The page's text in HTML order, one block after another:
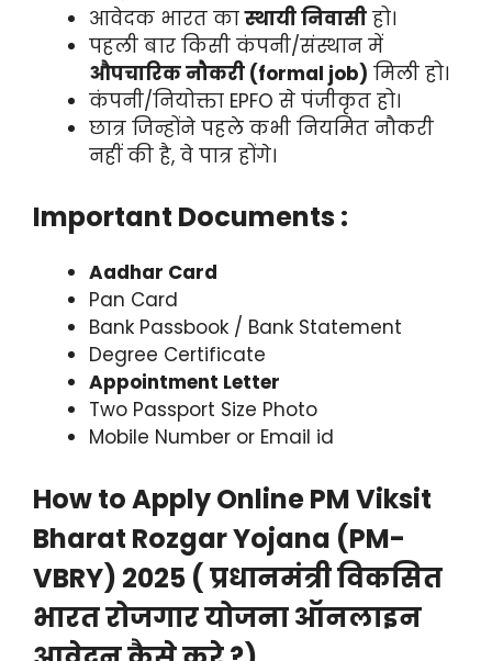
आवेदक भारत कास्थायी निवासी हो।
पहली बार किसी कंपनी/संस्थान में
औपचारिक नौकरी (formal job) मिली हो।
कंपनी/नियोक्ता EPFO से पंजीकृत हो।
छात्र जिन्होंने पहले कभी नियमित नौकरी
नहीं की है, वे पात्र होंगे।
Important Documents :
Aadhar Card
Pan Card
Bank Passbook / Bank Statement
Degree Certificate
Appointment Letter
Two Passport Size Photo
Mobile Number or Email id
How to Apply Online PM Viksit
Bharat Rozgar Yojana (PM-
VBRY) 2025 ( प्रधानमंत्री विकसित
भारत रोजगार योजना ऑनलाइन